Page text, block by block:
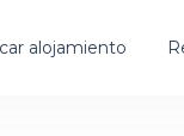
alojamiento